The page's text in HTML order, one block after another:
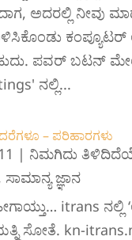
ಅದರಲ್ಲಿ ನೀವು
ಕಂಪ್ಯೂಟರ್
ಪವರ್‌ ಬಟನ್ ಮೇಲೆ
ನಲ್ಲಿ...
– ಪರಿಹಾರಗಳು
| ನಿಮಗಿದು
ಸಾಮಾನ್ಯ ಜ್ಞಾನ
itrans ನಲ್ಲಿ
ಸೋತೆ. kn-